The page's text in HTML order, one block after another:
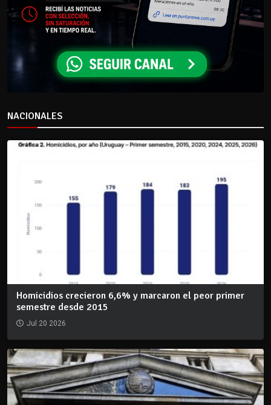
NACIONALES
Homicidios crecieron 6,6% y marcaron el peor primer
semestre desde 2015
Jul 20 2026